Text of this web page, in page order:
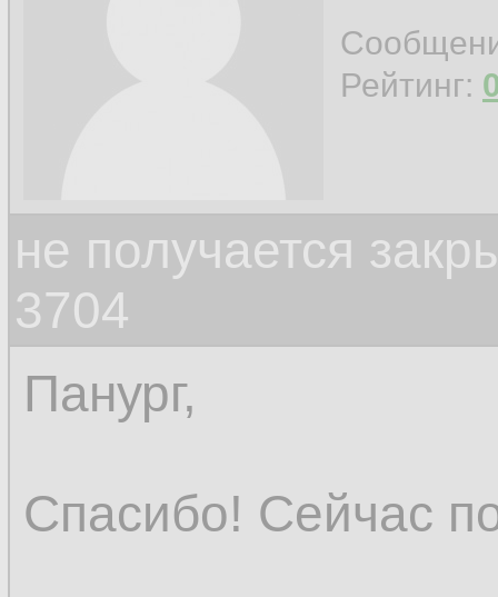
Рейтинг:
не получается
3704
Панург,
Спасибо! Сейчас